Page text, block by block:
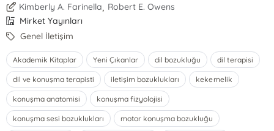
Kimberly A. Farinella, Robert E. Owens
Mirket Yayınları
Genel İletişim
Akademik Kitaplar Yeni Çıkanlar dil bozukluğu dil terapisi
dil ve konuşma terapisti iletişim bozuklukları kekemelik
konuşma anatomisi konuşma fizyolojisi
konuşma sesi bozuklukları motor konuşma bozukluğu